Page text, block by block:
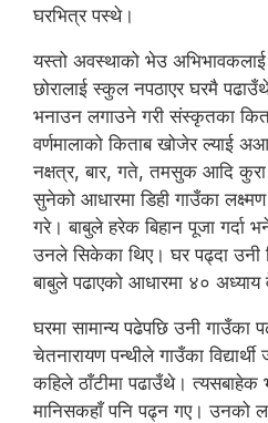
घरभित्र पस्थे।
यस्तो अवस्थाको भेउ
छोरालाई स्कुल नपठाएर घरमै
भनाउन लगाउने गरी संस्कृतका
वर्णमालाको किताब खोजेर ल्याई
नक्षत्र, बार, गते, तमसुक आदि
सुनेको आधारमा डिही गाउँका
गरे। बाबुले हरेक बिहान पूजा गर्दा
उनले सिकेका थिए। घर पढ्दा उनी
बाबुले पढाएको आधारमा ४०
घरमा सामान्य पढेपछि उनी गाउँका
चेतनारायण पन्थीले गाउँका
कहिले ठाँटीमा पढाउँथे। त्यसबाहेक
मानिसकहाँ पनि पढ्न गए। उनको